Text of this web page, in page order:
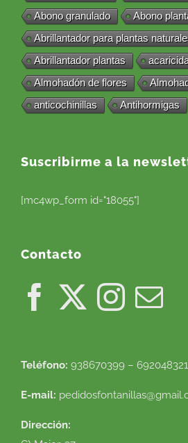
Abono granulado
Abono
Abrillantador para plantas
Abrillantador plantas
Almohadón de flores
anticochinillas
Antihormigas
Suscribirme a la
[mc4wp_form id="18055"]
Contacto
Teléfono: 938670399 – 692048321
E-mail:
Dirección: